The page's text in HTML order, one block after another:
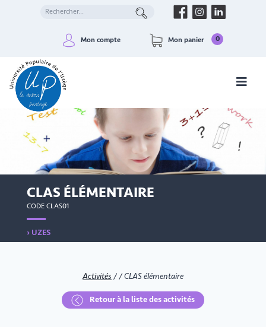
Mon compte Mon panier 0
CLAS ÉLÉMENTAIRE
CODE CLAS01
› UZES
Retour à la liste des activités
Activités //CLAS élémentaire